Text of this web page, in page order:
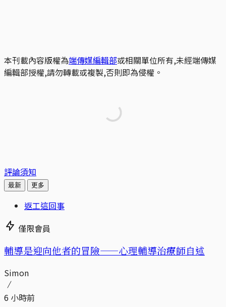
本刊載內容版權為端傳媒編輯部或相關單位所有,未經端傳媒
編輯部授權,請勿轉載或複製,否則即為侵權。
評論須知
最新 更多
返工這回事
僅限會員
輔導是迎向他者的冒險——心理輔導治療師自述
Simon
6 小時前